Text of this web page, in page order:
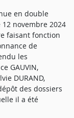
en double
novembre 2024
faisant fonction
de
les
GAUVIN,
DURAND,
des dossiers
il a été